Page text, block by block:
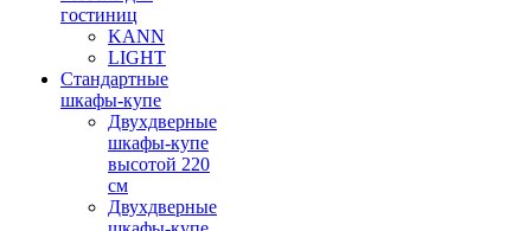
гостиниц
KANN
LIGHT
Стандартные
шкафы-купе
Двухдверные
шкафы-купе
высотой 220
см
Двухдверные